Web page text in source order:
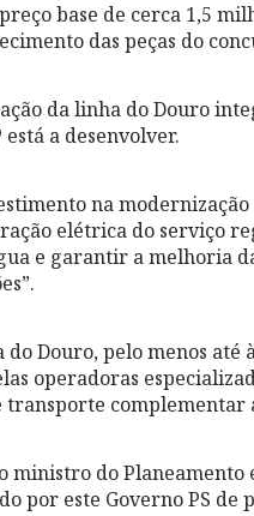
base de cerca 1,5
das peças do
da linha do Douro
a desenvolver.
na
elétrica do serviço
e garantir a melhoria
Douro, pelo menos até
operadoras
transporte complementar
ministro do
por este Governo PS